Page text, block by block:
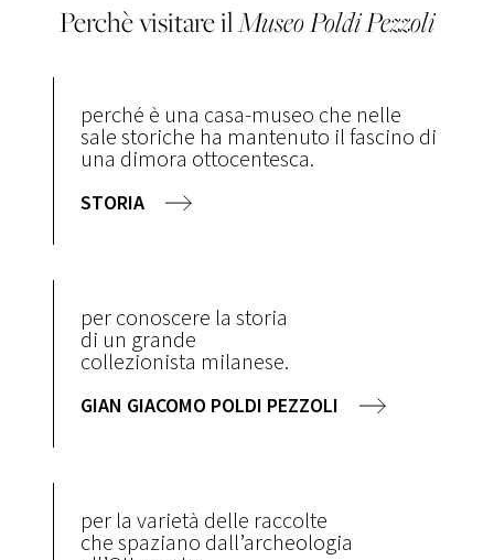
Perchè visitare ilMuseoPoldi Pezzoli
perché è una casa-museo che nelle
sale storiche ha mantenuto il fascino di
una dimora ottocentesca.
STORIA
per conoscere la storia
di un grande
collezionista milanese.
GIAN GIACOMO POLDI PEZZOLI
per la varietà delle raccolte
che spaziano dall’archeologia